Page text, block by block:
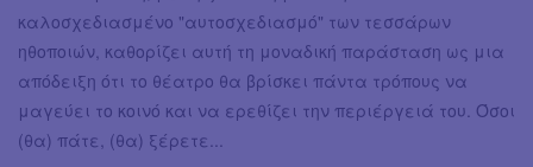
καλοσχεδιασμένο "αυτοσχεδιασμό" των τεσσάρων
ηθοποιών, καθορίζει αυτή τη μοναδική παράσταση ως μια
απόδειξη ότι το θέατρο θα βρίσκει πάντα τρόπους να
μαγεύει το κοινό και να ερεθίζει την περιέργειά του. Όσοι
(θα) πάτε, (θα) ξέρετε...